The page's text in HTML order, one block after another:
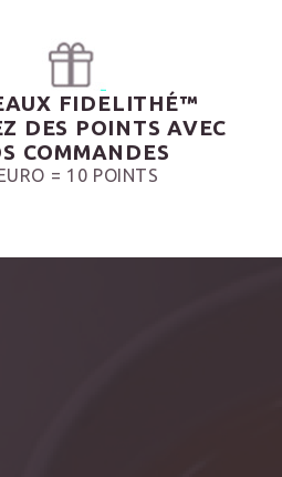
FIDELITHÉ™
DES POINTS AVEC
COMMANDES
= 10 POINTS